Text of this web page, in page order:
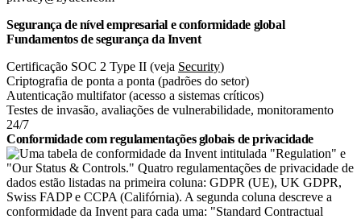
Segurança de nível empresarial e conformidade global
Fundamentos de segurança da Invent
Certificação SOC 2 Type II (veja Security)
Criptografia de ponta a ponta (padrões do setor)
Autenticação multifator (acesso a sistemas críticos)
Testes de invasão, avaliações de vulnerabilidade, monitoramento
24/7
Conformidade com regulamentações globais de privacidade